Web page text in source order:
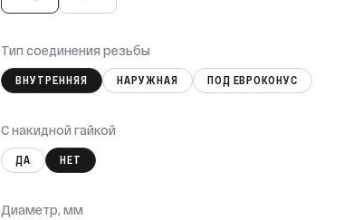
Тип соединения резьбы
ВНУТРЕННЯЯ НАРУЖНАЯ ПОД ЕВРОКОНУС
С накидной гайкой
ДА НЕТ
Диаметр, мм